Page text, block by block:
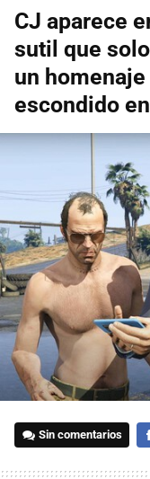
CJ aparece
sutil que
un
escondido
Sin comentarios